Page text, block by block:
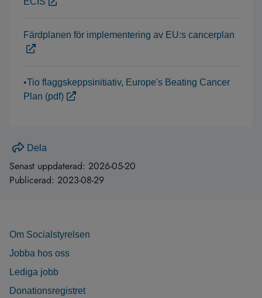
Färdplanen för implementering av EU:s cancerplan
•Tio flaggskeppsinitiativ, Europe's Beating Cancer
Plan (pdf)
Dela
Senast uppdaterad: 2026-05-20
Publicerad: 2023-08-29
Om Socialstyrelsen
Jobba hos oss
Lediga jobb
Donationsregistret